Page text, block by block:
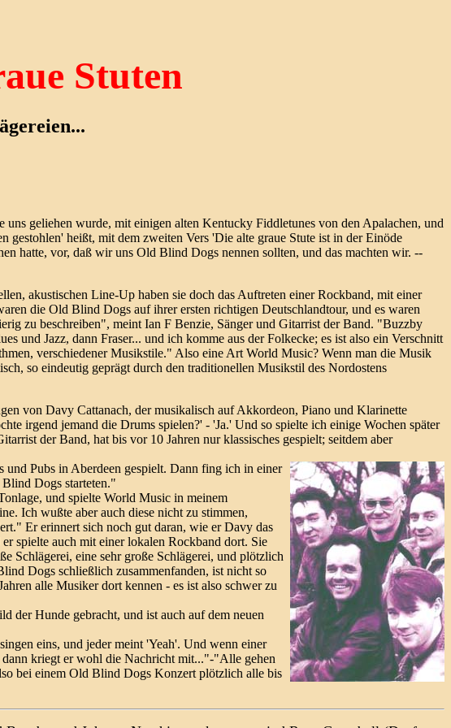
Stuten
geliehen wurde, mit einigen alten Kentucky Fiddletunes von den Apalachen, und
heißt, mit dem zweiten Vers 'Die alte graue Stute ist in der Einöde
hatte, vor, daß wir uns Old Blind Dogs nennen sollten, und das machten wir. --
akustischen Line-Up haben sie doch das Auftreten einer Rockband, mit einer
die Old Blind Dogs auf ihrer ersten richtigen Deutschlandtour, und es waren
zu beschreiben", meint Ian F Benzie, Sänger und Gitarrist der Band. "Buzzby
und Jazz, dann Fraser... und ich komme aus der Folkecke; es ist also ein Verschnitt
verschiedener Musikstile." Also eine Art World Music? Wenn man die Musik
so eindeutig geprägt durch den traditionellen Musikstil des Nordostens
von Davy Cattanach, der musikalisch auf Akkordeon, Piano und Klarinette
irgend jemand die Drums spielen?' - 'Ja.' Und so spielte ich einige Wochen später
der Band, hat bis vor 10 Jahren nur klassisches gespielt; seitdem aber
Pubs in Aberdeen gespielt. Dann fing ich in einer
Dogs starteten."
und spielte World Music in meinem
Ich wußte aber auch diese nicht zu stimmen,
Er erinnert sich noch gut daran, wie er Davy das
spielte auch mit einer lokalen Rockband dort. Sie
Schlägerei, eine sehr große Schlägerei, und plötzlich
Dogs schließlich zusammenfanden, ist nicht so
alle Musiker dort kennen - es ist also schwer zu
der Hunde gebracht, und ist auch auf dem neuen
eins, und jeder meint 'Yeah'. Und wenn einer
dann kriegt er wohl die Nachricht mit..."-"Alle gehen
bei einem Old Blind Dogs Konzert plötzlich alle bis